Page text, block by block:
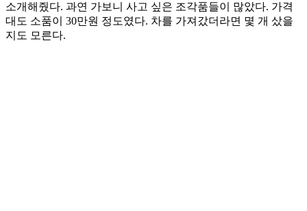
소개해줬다. 과연 가보니 사고 싶은 조각품들이 많았다. 가격
대도 소품이 30만원 정도였다. 차를 가져갔더라면 몇 개 샀을
지도 모른다.